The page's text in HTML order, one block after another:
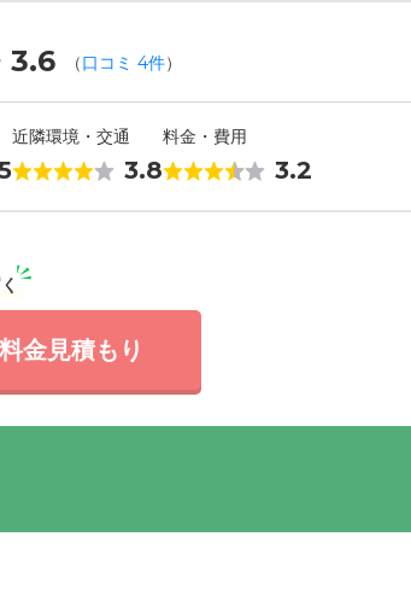
3.6 （口コミ 4件）
近隣環境・交通
3.8
料金・費用
3.2
料金見積もり